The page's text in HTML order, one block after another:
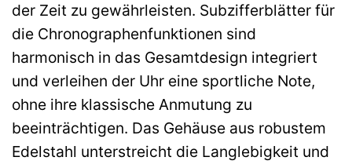
der Zeit zu gewährleisten. Subzifferblätter für
die Chronographenfunktionen sind
harmonisch in das Gesamtdesign integriert
und verleihen der Uhr eine sportliche Note,
ohne ihre klassische Anmutung zu
beeinträchtigen. Das Gehäuse aus robustem
Edelstahl unterstreicht die Langlebigkeit und